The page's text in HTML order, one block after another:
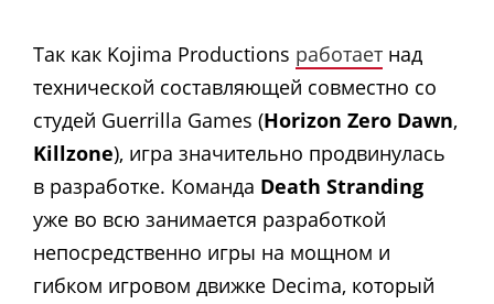
Так как Kojima Productions работает над
технической составляющей совместно со
студей Guerrilla Games (Horizon Zero Dawn,
Killzone), игра значительно продвинулась
в разработке. Команда Death Stranding
уже во всю занимается разработкой
непосредственно игры на мощном и
гибком игровом движке Decima, который